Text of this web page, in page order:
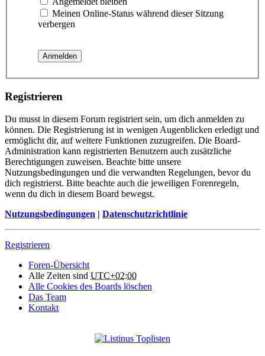
Meinen Online-Status während dieser Sitzung
verbergen
Registrieren
Du musst in diesem Forum registriert sein, um dich anmelden zu
können. Die Registrierung ist in wenigen Augenblicken erledigt und
ermöglicht dir, auf weitere Funktionen zuzugreifen. Die Board-
Administration kann registrierten Benutzern auch zusätzliche
Berechtigungen zuweisen. Beachte bitte unsere
Nutzungsbedingungen und die verwandten Regelungen, bevor du
dich registrierst. Bitte beachte auch die jeweiligen Forenregeln,
wenn du dich in diesem Board bewegst.
Nutzungsbedingungen | Datenschutzrichtlinie
Registrieren
Foren-Übersicht
Alle Zeiten sind UTC+02:00
Alle Cookies des Boards löschen
Das Team
Kontakt